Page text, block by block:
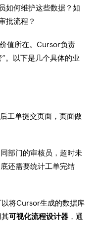
如何维护这些数据？如
批流程？
值所在。Cursor负责
。以下是几个具体的业
工单提交页面，页面做
部门的审核员，超时未
还需要统计工单完结
以将Cursor生成的数据库
其可视化流程设计器 ，通